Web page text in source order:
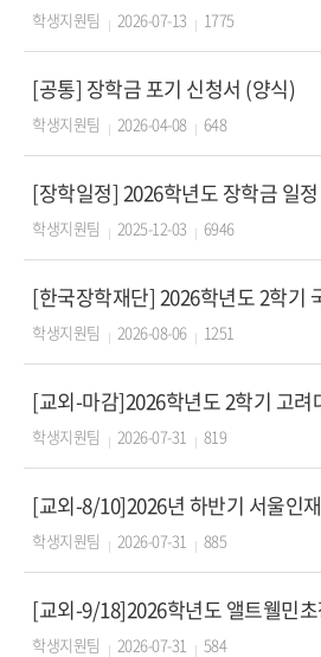
학생지원팀 2026-07-13 1775
[공통] 장학금 포기 신청서 (양식)
학생지원팀 2026-04-08 648
[장학일정] 2026학년도 장학금 일
학생지원팀 2025-12-03 6946
학생지원팀 2026-08-06 1251
학생지원팀 2026-07-31 819
학생지원팀 2026-07-31 885
학생지원팀 2026-07-31 584